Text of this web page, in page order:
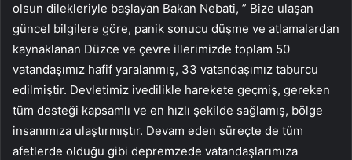
olsun dilekleriyle başlayan Bakan Nebati, ” Bize ulaşan
güncel bilgilere göre, panik sonucu düşme ve atlamalardan
kaynaklanan Düzce ve çevre illerimizde toplam 50
vatandaşımız hafif yaralanmış, 33 vatandaşımız taburcu
edilmiştir. Devletimiz ivedilikle harekete geçmiş, gereken
tüm desteği kapsamlı ve en hızlı şekilde sağlamış, bölge
insanımıza ulaştırmıştır. Devam eden süreçte de tüm
afetlerde olduğu gibi depremzede vatandaşlarımıza